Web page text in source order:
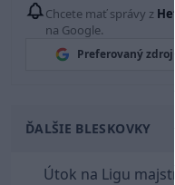
Chcete mať správy z
na Google.
Preferovaný zdroj
ĎALŠIE BLESKOVKY
Útok na Ligu